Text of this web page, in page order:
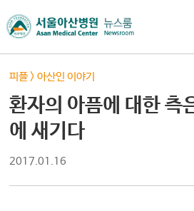
피플>아산인 이야기
환자의 아픔에 대한 측
에 새기다
2017.01.16